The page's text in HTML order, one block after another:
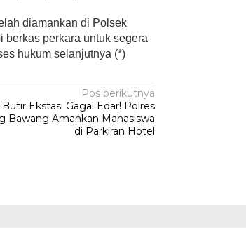
diamankan di Polsek
berkas perkara untuk segera
hukum selanjutnya (*)
Pos berikutnya
Butir Ekstasi Gagal Edar! Polres
Bawang Amankan Mahasiswa
di Parkiran Hotel